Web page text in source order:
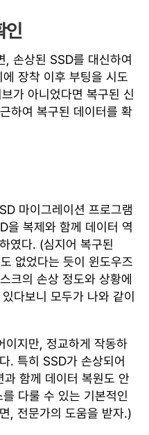
인
, 손상된 SSD를 대신하여
장착 이후 부팅을 시도
가 아니었다면 복구된 신
하여 복구된 데이터를 확
마이그레이션 프로그램
을 복제와 함께 데이터 역
였다. (심지어 복구된
없었다는 듯이 윈도우즈
크의 손상 정도와 상황에
다보니 모두가 나와 같이
지만, 정교하게 작동하
. 특히 SSD가 손상되어
함께 데이터 복원도 안
다룰 수 있는 기본적인
, 전문가의 도움을 받자.)